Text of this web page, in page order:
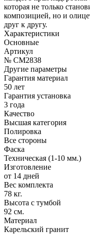
которая не только
композицией, но и
друг к другу.
Характеристики
Основные
Артикул
№ CM2838
Другие параметры
Гарантия материал
50 лет
Гарантия установка
3 года
Качество
Высшая категория
Полировка
Все стороны
Фаска
Техническая (1-10 мм.)
Изготовление
от 14 дней
Вес комплекта
78 кг.
Высота с тумбой
92 см.
Материал
Карельский гранит